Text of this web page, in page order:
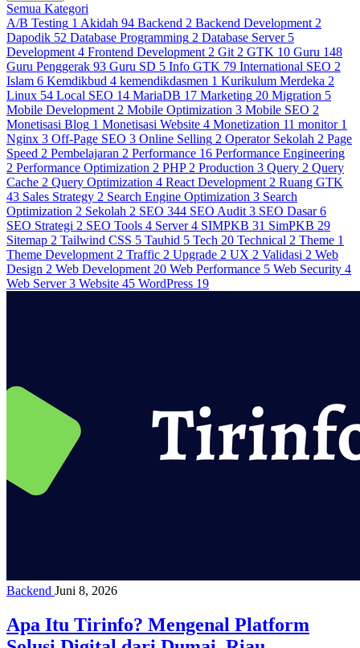
Semua Kategori
A/B Testing 1 Akidah 94 Backend 2 Backend Development 2
Dapodik 52 Database Programming 2 Database Server 5
Development 4 Frontend Development 2 Git 2 GTK 10 Guru 148
Guru Penggerak 93 Guru SD 5 Info GTK 79 International SEO 2
Islam 6 Kemdikbud 4 kemendikdasmen 1 Kurikulum Merdeka 2
Linux 54 Local SEO 14 MariaDB 17 Marketing 20 Migration 5
Mobile Development 2 Mobile Optimization 3 Mobile SEO 2
Monetisasi Blog 1 Monetisasi Website 4 Monetization 11 monitor 1
Nginx 3 Off-Page SEO 3 Online Selling 2 Operator Sekolah 2 Page
Speed 2 Pembelajaran 2 Performance 16 Performance Engineering
2 Performance Optimization 2 PHP 2 Production 3 Query 2 Query
Cache 2 Query Optimization 4 React Development 2 Ruang GTK
43 Sales Strategy 2 Search Engine Optimization 3 Search
Optimization 2 Sekolah 2 SEO 344 SEO Audit 3 SEO Dasar 6
SEO Strategi 2 SEO Tools 4 Server 4 SIMPKB 31 SimPKB 29
Sitemap 2 Tailwind CSS 5 Tauhid 5 Tech 20 Technical 2 Theme 1
Theme Development 2 Traffic 2 Upgrade 2 UX 2 Validasi 2 Web
Design 2 Web Development 20 Web Performance 5 Web Security 4
Web Server 3 Website 45 WordPress 19
Backend Juni 8, 2026
Apa Itu Tirinfo? Mengenal Platform